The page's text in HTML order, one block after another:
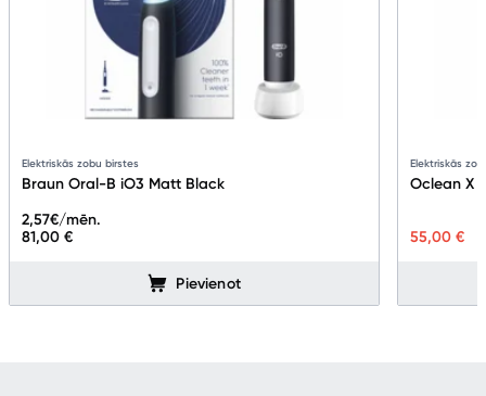
Elektriskās zobu birstes
Braun Oral-B iO3 Matt Black
81,00 €
2,57€/mēn.
Pievienot
Elektriskās
Oclean X
55,00 €